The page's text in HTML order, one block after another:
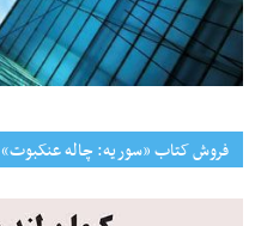
فروش کتاب «سوریه: چاله عنکبوت»